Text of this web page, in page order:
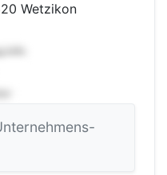
Wetzikon